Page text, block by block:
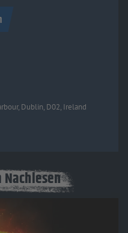
Dublin, D02, Ireland